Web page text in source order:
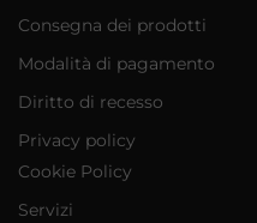
Consegna dei prodotti
Modalità di pagamento
Diritto di recesso
Privacy policy
Cookie Policy
Servizi